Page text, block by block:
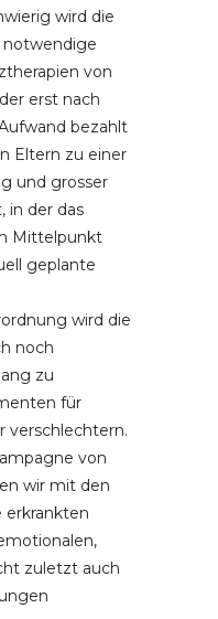
wird die
notwendige
von
erst nach
bezahlt
Eltern zu einer
und grosser
in der das
Mittelpunkt
geplante
wird die
noch
zu
für
verschlechtern.
von
wir mit den
erkrankten
zuletzt auch